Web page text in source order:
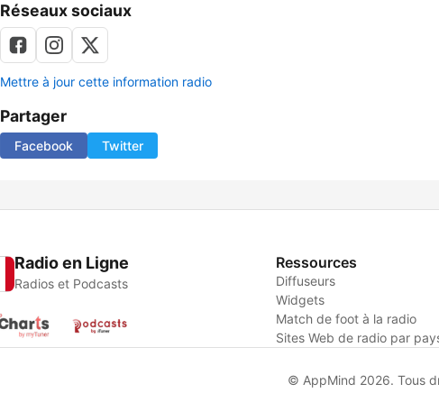
Réseaux sociaux
Mettre à jour cette information radio
Partager
Facebook Twitter
Radio en Ligne
Radios et Podcasts
Ressources
Diffuseurs
Widgets
Match de foot à la radio
Sites Web de radio par
© AppMind 2026. Tous